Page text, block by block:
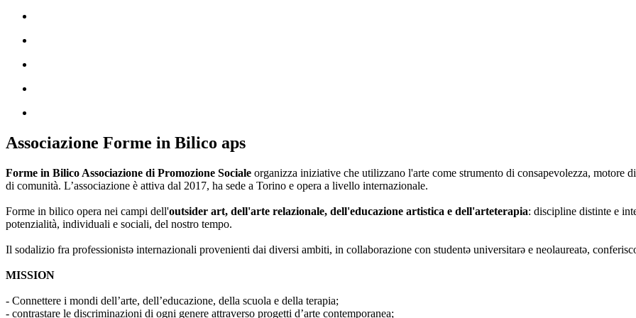
Associazione Forme in Bilico aps
Forme in Bilico Associazione di Promozione Sociale organizza iniziative che utilizzano l'arte come strumento di consapevolezza, motore
di comunità. L’associazione è attiva dal 2017, ha sede a Torino e opera a livello internazionale.
Forme in bilico opera nei campi dell'outsider art, dell'arte relazionale, dell'educazione artistica e dell'arteterapia: discipline distinte e
potenzialità, individuali e sociali, del nostro tempo.
Il sodalizio fra professionistə internazionali provenienti dai diversi ambiti, in collaborazione con studentə universitarə e neolaureatə,
MISSION
- Connettere i mondi dell’arte, dell’educazione, della scuola e della terapia;
- contrastare le discriminazioni di ogni genere attraverso progetti d’arte contemporanea;